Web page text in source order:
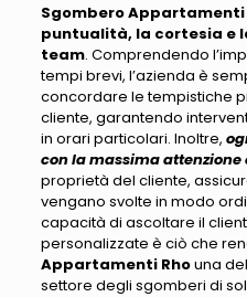
Sgombero Appartamenti
puntualità, la cortesia e
team. Comprendendo
tempi brevi, l’azienda è
concordare le tempistiche
cliente, garantendo
in orari particolari. Inoltre,
con la massima attenzione
proprietà del cliente,
vengano svolte in modo
capacità di ascoltare il
personalizzate è ciò che
Appartamenti Rhouna
settore degli sgomberi di